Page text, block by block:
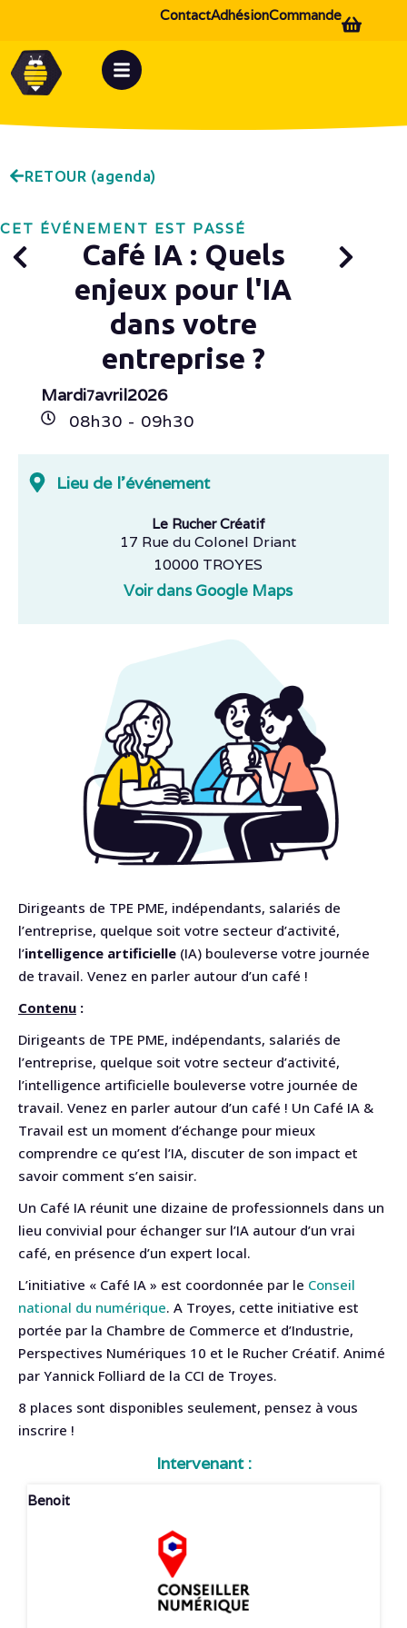
Commande
Adhésion
Contact
RETOUR (agenda)
CET ÉVÉNEMENT EST PASSÉ
Café IA : Quels
enjeux pour l'IA
dans votre
entreprise ?
Mardi7avril2026
08h30 - 09h30
Lieu de l'événement
Le Rucher Créatif
17 Rue du Colonel Driant
10000 TROYES
Voir dans Google Maps
Dirigeants de TPE PME, indépendants, salariés de
l’entreprise, quelque soit votre secteur d’activité,
l’intelligence artificielle (IA) bouleverse votre journée
de travail. Venez en parler autour d’un café !
Contenu :
Dirigeants de TPE PME, indépendants, salariés de
l’entreprise, quelque soit votre secteur d’activité,
l’intelligence artificielle bouleverse votre journée de
travail. Venez en parler autour d’un café ! Un Café IA &
Travail est un moment d’échange pour mieux
comprendre ce qu’est l’IA, discuter de son impact et
savoir comment s’en saisir.
Un Café IA réunit une dizaine de professionnels dans un
lieu convivial pour échanger sur l’IA autour d’un vrai
café, en présence d’un expert local.
L’initiative « Café IA » est coordonnée par le Conseil
national du numérique. A Troyes, cette initiative est
portée par la Chambre de Commerce et d’Industrie,
Perspectives Numériques 10 et le Rucher Créatif. Animé
par Yannick Folliard de la CCI de Troyes.
8 places sont disponibles seulement, pensez à vous
inscrire !
Intervenant :
Benoit